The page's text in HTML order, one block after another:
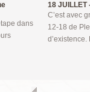
dans
18 JUILLET
C’est avec
12-18 de
d’existence.